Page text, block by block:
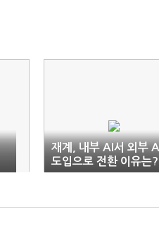
재계, 내부 AI서 외부
도입으로 전환 이유는?